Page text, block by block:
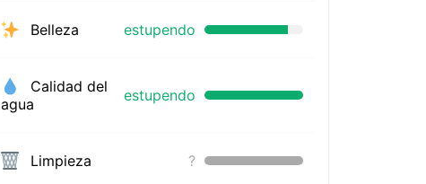
Belleza estupendo
Calidad del
agua
estupendo
Limpieza ?